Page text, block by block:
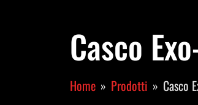
Casco
Home Prodotti Casco